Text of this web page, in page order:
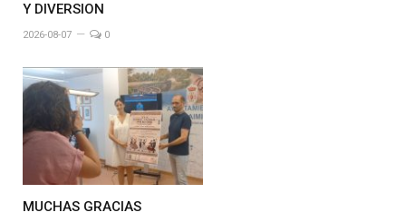
Y DIVERSION
2026-08-07 0
MUCHAS GRACIAS